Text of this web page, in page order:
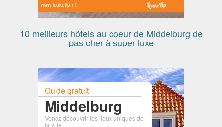
www.leuketip.nl
10 meilleurs hôtels au coeur de Middelburg de
pas cher à super luxe
Guide gratuit
Middelburg
Venez découvrir les lieux uniques de
la ville